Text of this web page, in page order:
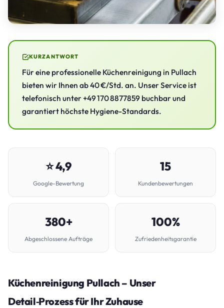
KURZANTWORT
Für eine professionelle Küchenreinigung in Pullach
bieten wir Ihnen ab 40 €/Std. an. Unser Service ist
telefonisch unter +49 170 8877859 buchbar und
garantiert höchste Hygiene-Standards.
⭐ 4,9
Google-Bewertung
15
Kundenbewertungen
380+
Abgeschlossene Aufträge
100%
Zufriedenheitsgarantie
Küchenreinigung Pullach – Unser
Detail‑Prozess für Ihr Zuhause